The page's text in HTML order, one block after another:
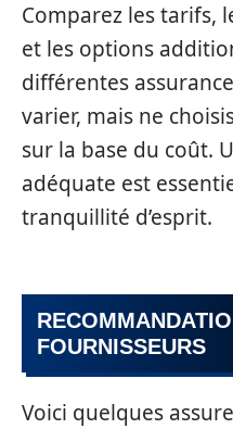
Comparez les tarifs,
et les options
différentes
varier, mais ne
sur la base du coût.
adéquate est
tranquillité d’esprit.
FOURNISSEURS
Voici quelques